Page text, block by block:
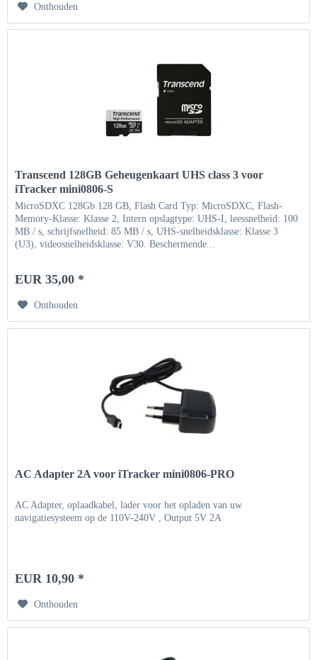
Onthouden
Transcend 128GB Geheugenkaart UHS class 3 voor
iTracker mini0806-S
MicroSDXC 128Gb 128 GB, Flash Card Typ: MicroSDXC, Flash-
Memory-Klasse: Klasse 2, Intern opslagtype: UHS-I, leessnelheid: 100
MB / s, schrijfsnelheid: 85 MB / s, UHS-snelheidsklasse: Klasse 3
(U3), videosnelheidsklasse: V30. Beschermende...
EUR 35,00 *
Onthouden
AC Adapter 2A voor iTracker mini0806-PRO
AC Adapter, oplaadkabel, lader voor het opladen van uw
navigatiesysteem op de 110V-240V , Output 5V 2A
EUR 10,90 *
Onthouden